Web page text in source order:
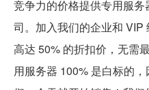
竞争力的价格提供专用服
司。加入我们的企业和 VIP
高达 50% 的折扣价，无需
用服务器 100% 是白标的